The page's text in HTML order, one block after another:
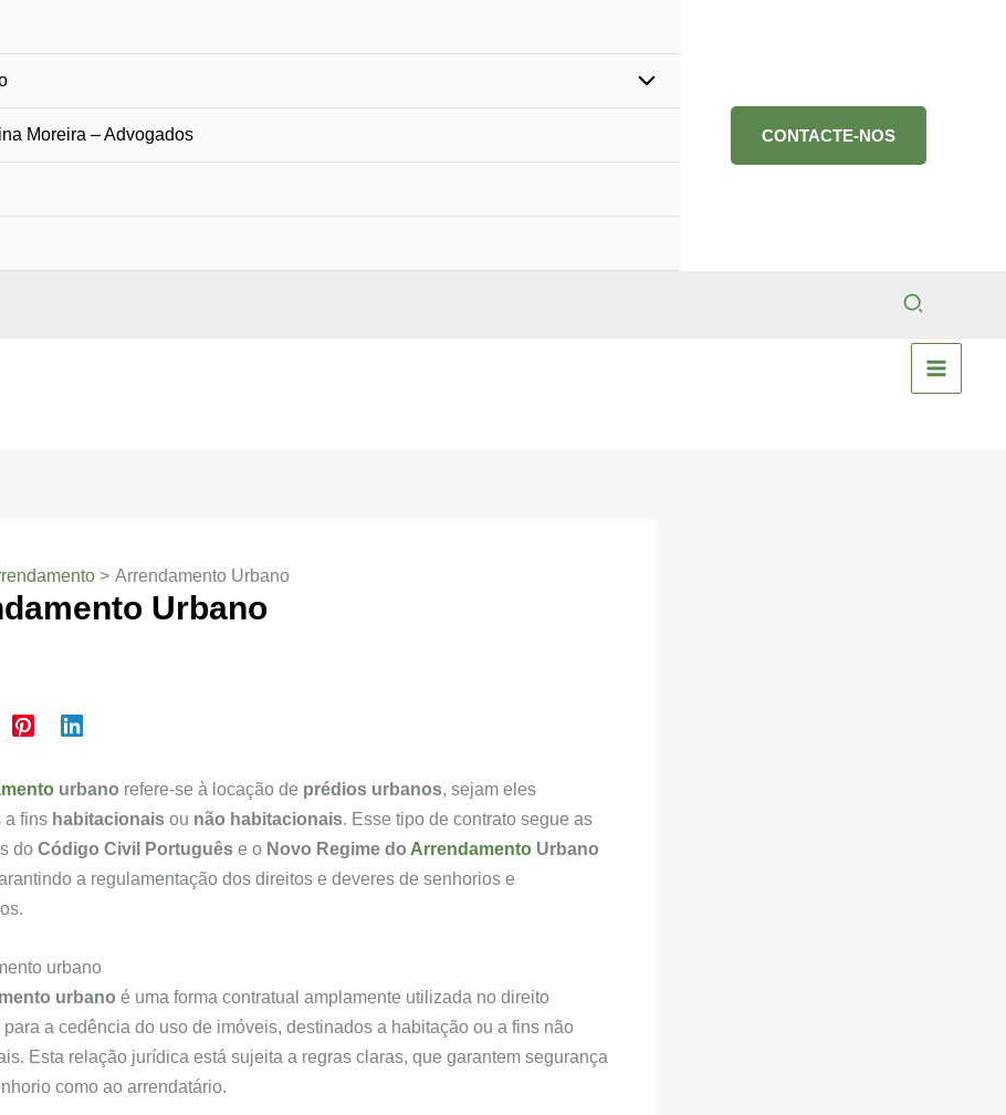
Moreira – Advogados CONTACTE-NOS
Search
Arrendamento Urbano
Urbano
urbano refere-se à locação de prédios urbanos, sejam eles
a fins habitacionais ou não habitacionais. Esse tipo de contrato segue as
do Código Civil Português e o Novo Regime do Arrendamento Urbano
a regulamentação dos direitos e deveres de senhorios e
urbano é uma forma contratual amplamente utilizada no direito
para a cedência do uso de imóveis, destinados a habitação ou a fins não
Esta relação jurídica está sujeita a regras claras, que garantem segurança
como ao arrendatário.